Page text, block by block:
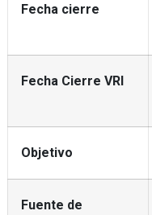
Fecha cierre
Fecha Cierre VRI
Objetivo
Fuente de